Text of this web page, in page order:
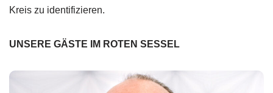
Kreis zu identifizieren.
UNSERE GÄSTE IM ROTEN SESSEL